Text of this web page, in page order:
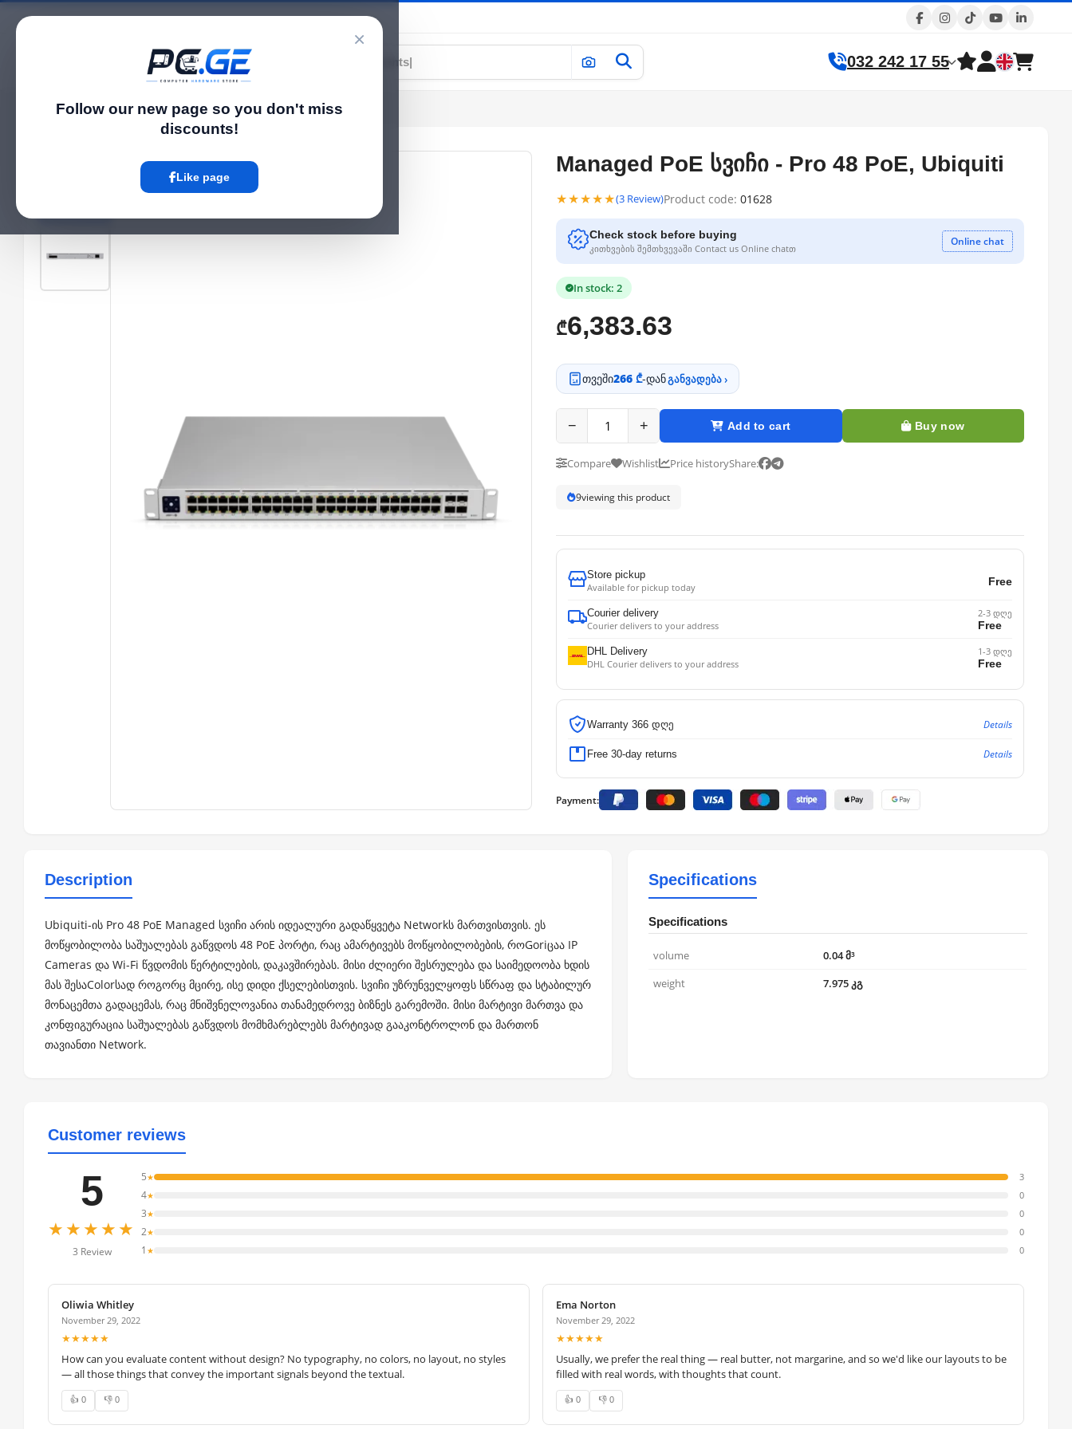
×
Follow our new page so you don't miss
discounts!
Like page
Catalog 032 242 17 55
Network Switch›Managed PoE სვიჩი - Pro 48 PoE, Ubiquiti
Hot Managed PoE სვიჩი - Pro 48 PoE, Ubiquiti
★★★★★(3 Review)Product code: 01628
Check stock before buying
კითხვების შემთხვევაში Contact us Online chatთ
Online chat
In stock: 2
₾6,383.63
თვეში266 ₾-დანგანვადება ›
− + Add to cart Buy now
Compare Wishlist Price historyShare:
9viewing this product
Store pickup
Available for pickup today
Free
Courier delivery
Courier delivers to your address
2-3 დღე
Free
DHL Delivery
DHL Courier delivers to your address
1-3 დღე
Free
Warranty 366 დღე Details
Free 30-day returns Details
Payment:
Description
Ubiquiti-ის Pro 48 PoE Managed სვიჩი არის იდეალური გადაწყვეტა Networkს მართვისთვის. ეს
მოწყობილობა საშუალებას გაწვდოს 48 PoE პორტი, რაც ამარტივებს მოწყობილობების, როGoriცაა IP
Cameras და Wi-Fi წვდომის წერტილების, დაკავშირებას. მისი ძლიერი შესრულება და საიმედოობა ხდის
მას შესაColorსად როგორც მცირე, ისე დიდი ქსელებისთვის. სვიჩი უზრუნველყოფს სწრაფ და სტაბილურ
მონაცემთა გადაცემას, რაც მნიშვნელოვანია თანამედროვე ბიზნეს გარემოში. მისი მარტივი მართვა და
კონფიგურაცია საშუალებას გაწვდოს მომხმარებლებს მარტივად გააკონტროლონ და მართონ
თავიანთი Network.
Specifications
Specifications
volume
0.04 მ³
weight
7.975 კგ
Customer reviews
5
★★★★★
3 Review
5★ 3
4★ 0
3★ 0
2★ 0
1 ★ 0
Oliwia Whitley
November 29, 2022
★★★★★
How can you evaluate content without design? No typography, no colors, no layout, no styles
— all those things that convey the important signals beyond the textual.
👍 0 👎 0
Ema Norton
November 29, 2022
★★★★★
Usually, we prefer the real thing — real butter, not margarine, and so we'd like our layouts to be
filled with real words, with thoughts that count.
👍 0 👎 0